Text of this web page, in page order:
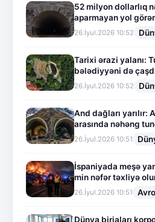
52 milyon dollarlıq
aparmayan yol
26.İyul.2026 10:52
Tarixi ərazi yalanı:
bələdiyyəni də
26.İyul.2026 10:52
And dağları yarılır:
arasında nəhəng
26.İyul.2026 10:51
İspaniyada meşə
min nəfər təxliyə
26.İyul.2026 10:51
Dünya birjaları